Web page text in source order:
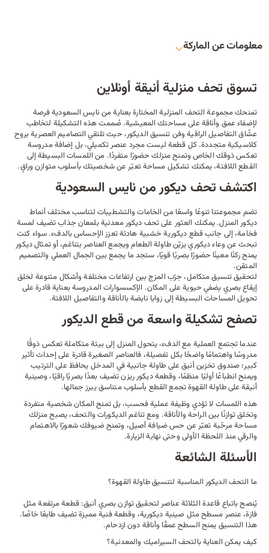
معلومات عن الماركة
تسوق تحف منزلية أنيقة أونلاين
تمنحك مجموعة التحف المنزلية المختارة بعناية من نايس السعودية فرصة
لإضفاء عمق وأناقة على مساحتك المعيشية. صُممت هذه التشكيلة لتخاطب
عشّاق التفاصيل الراقية وفن تنسيق الديكور، حيث تلتقي التصاميم العصرية بروح
كلاسيكية متجددة. كل قطعة ليست مجرد عنصر تكميلي، بل إضافة مدروسة
تعكس ذوقك الخاص وتمنح منزلك حضورًا متفردًا. من اللمسات البسيطة إلى
القطع اللافتة، يمكنك تشكيل مساحة تعبّر عن شخصيتك بأسلوب متوازن وراقٍ.
اكتشف تحف ديكور من نايس السعودية
تضم مجموعتنا تنوعًا واسعًا من الخامات والتشطيبات لتناسب مختلف أنماط
ديكور المنزل. يمكنك العثور على تحف ديكور معدنية بلمعان جذاب تضيف لمسة
فخامة، إلى جانب قطع ديكورية خشبية هادئة تعزز الإحساس بالدفء. سواء كنت
تبحث عنوعاءديكوري يزيّنطاولة الطعامويجمع العناصر بتناغم، أو تمثال ديكور
يمنح ركنًا معينًا حضورًا بصريًا قويًا، ستجد ما يجمع بين الجمال العملي والتصميم
المتقن.
لتحقيق تنسيق متكامل، جرّب المزج بين ارتفاعات مختلفة وأشكال متنوعة لخلق
إيقاع بصري يضفي حيوية على المكان. الإكسسوارات المدروسة بعناية قادرة على
تحويل المساحات البسيطة إلى زوايا نابضة بالأناقة والتفاصيل اللافتة.
تصفح تشكيلة واسعة من قطع الديكور
عندما تجتمع العملية مع الدفء، يتحول المنزل إلى بيئة متكاملة تعكس ذوقًا
مدروسًا واهتمامًا واضحًا بكل تفصيلة، فالعناصر الصغيرة قادرة على إحداث تأثير
كبير؛صندوقتخزين أنيق علىطاولة جانبيةفي المدخل يحافظ على الترتيب
ويمنح انطباعًا أوليًا منظمًا، وقطعة ديكور ريزن تضيف بعدًا بصريًا راقيًا، وصينية
أنيقة على طاولة القهوة تجمع القطع بأسلوب متناسق يبرز جمالها.
هذه اللمسات لا تؤدي وظيفة عملية فحسب، بل تمنح المكان شخصية متفردة
وتخلق توازنًا بين الراحة والأناقة. ومع تناغم الديكورات والتحف، يصبح منزلك
مساحة مرحّبة تعبّر عن حس ضيافة أصيل، وتمنح ضيوفك شعورًا بالاهتمام
والرقي منذ اللحظة الأولى وحتى نهاية الزيارة.
الأسئلة الشائعة
ما التحف الديكور المناسبة لتنسيق طاولة القهوة؟
يُنصح باتباع قاعدة الثلاثة عناصر لتحقيق توازن بصري أنيق: قطعة مرتفعة مثل
فازة، عنصر مسطح مثل صينية ديكورية، وقطعة فنية مميزة تضيف طابعًا خاصًا.
هذا التنسيق يمنح السطح عمقًا وأناقة دون ازدحام.
كيف يمكن العناية بالتحف السيراميك والمعدنية؟